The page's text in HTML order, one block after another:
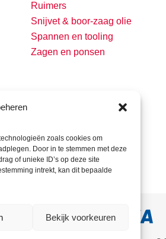
zoals cookies om
Door in te stemmen met deze
of unieke ID’s op deze site
intrekt, kan dit bepaalde
Bekijk voorkeuren
Ruimers
Snijvet & boor-zaag olie
Spannen en tooling
Zagen en ponsen